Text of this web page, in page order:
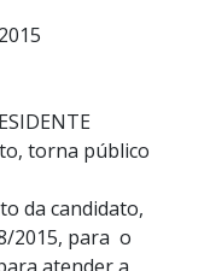
torna público
da candidato,
2015, para o